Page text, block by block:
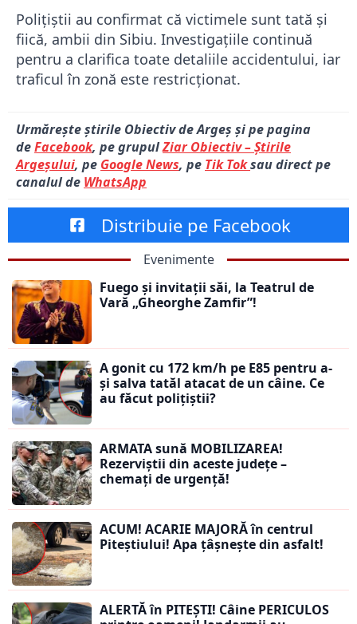
Polițiștii au confirmat că victimele sunt tată și
fiică, ambii din Sibiu. Investigațiile continuă
pentru a clarifica toate detaliile accidentului, iar
traficul în zonă este restricționat.
Urmărește știrile Obiectiv de Argeș și pe pagina
deFacebook, pe grupulZiar Obiectiv – Știrile
Argeșului, pe Google News, pe Tik Toksau direct pe
canalul de WhatsApp
Distribuie pe Facebook
Evenimente
Fuego și invitații săi, la Teatrul de
Vară „Gheorghe Zamfir”!
A gonit cu 172 km/h pe E85 pentru a-
și salva tatăl atacat de un câine. Ce
au făcut polițiștii?
ARMATA sună MOBILIZAREA!
Rezerviștii din aceste județe –
chemați de urgență!
ACUM! ACARIE MAJORĂ în centrul
Piteștiului! Apa țâșnește din asfalt!
ALERTĂ în PITEȘTI! Câine PERICULOS